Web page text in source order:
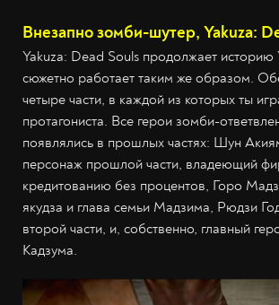
Внезапно зомби-шутер, Yakuza:
Yakuza: Dead Souls продолжает историю
сюжетно работает таким же образом.
четыре части, в каждой из которых ты
протагониста. Все герои зомби-
появлялись в прошлых частях: Шун
персонаж прошлой части, владеющий
кредитованию без процентов, Горо
якудза и глава семьи Мадзима, Рюдзи
второй части, и, собственно, главный
Кадзума.